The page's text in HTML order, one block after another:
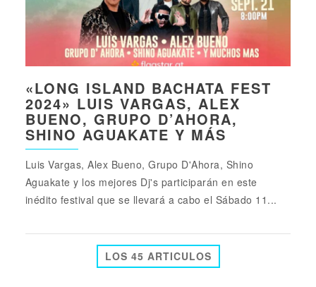
«LONG ISLAND BACHATA FEST
2024» LUIS VARGAS, ALEX
BUENO, GRUPO D’AHORA,
SHINO AGUAKATE Y MÁS
Luis Vargas, Alex Bueno, Grupo D'Ahora, Shino
Aguakate y los mejores Dj's participarán en este
inédito festival que se llevará a cabo el Sábado 11...
LOS 45 ARTICULOS